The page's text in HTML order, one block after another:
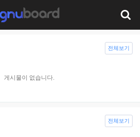
게시물이 없습니다.
전체보기
전체보기